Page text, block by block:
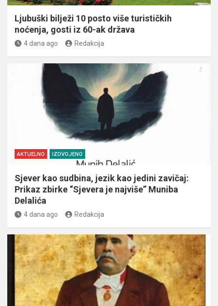
Ljubuški bilježi 10 posto više turističkih
noćenja, gosti iz 60-ak država
4 dana ago Redakcija
AKTUELNO IZDVOJENO
Sjever kao sudbina, jezik kao jedini zavičaj:
Prikaz zbirke “Sjevera je najviše” Muniba
Delalića
4 dana ago Redakcija